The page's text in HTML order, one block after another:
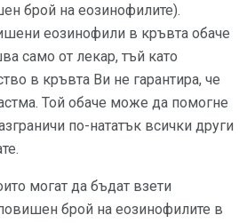
брой на еозинофилите).
еозинофили в кръвта обаче
само от лекар, тъй като
в кръвта Ви не гарантира, че
Той обаче може да помогне
по-нататък всички други
могат да бъдат взети
брой на еозинофилите в